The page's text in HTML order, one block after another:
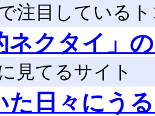
注目している
ネクタイ」
見てるサイト
た日々にう